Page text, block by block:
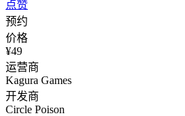
点赞
预约
价格
¥49
运营商
Kagura Games
开发商
Circle Poison